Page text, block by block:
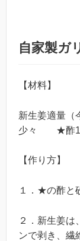
自家製ガ
【材料】
新生姜適量
少々 ★酢
【作り方】
１．★の酢と
２．新生姜は
ンで剥き、繊